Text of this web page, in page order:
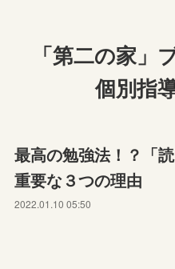
「第二の家」
個別指
最高の勉強法！？「
重要な３つの理由
2022.01.10 05:50